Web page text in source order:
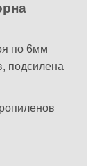
по 6мм
подсилена